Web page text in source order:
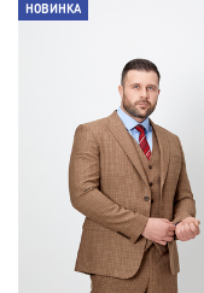
НОВИНКА